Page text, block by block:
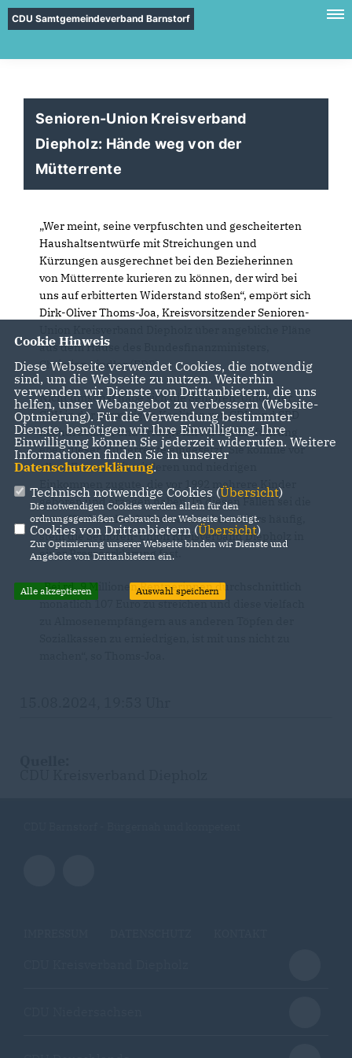
CDU Samtgemeindeverband Barnstorf
Senioren-Union Kreisverband
Diepholz: Hände weg von der
Mütterrente
Wer meint, seine verpfuschten und gescheiterten
Haushaltsentwürfe mit Streichungen und
Kürzungen ausgerechnet bei den Bezieherinnen
von Mütterrente kurieren zu können, der wird bei
uns auf erbitterten Widerstand stoßen“, empört sich
Dirk-Oliver Thoms-Joa, Kreisvorsitzender Senioren-
aus dem Hause des Bundesfinanzministers,
Christian Lindler (FDP).
Nicht umsonst habe sich die Senioren-Union der
CDU in der vormaligen Koalition von CDU und SPD
nachdrücklich und erfolgreich für die Einführung
eben dieser Mütterrente eingesetzt. Sie komme vor
allem Frauen mit mittleren und niedrigen
Einkommen zugute, die vor 1992 mehrere Kinder
geboren und erzogen haben. In diesen Fällen sei die
Betroffenheit durch Altersarmut besonders häufig,
stellt die Senioren-Union Kreisverband Diepholz in
einer Presseerklärung fest.
Bei rd. 9 Millionen Rentnerinnen durchschnittlich
monatlich 107 Euro zu streichen und diese vielfach
Cookie Hinweis
Diese Webseite verwendet Cookies, die notwendig
sind, um die Webseite zu nutzen. Weiterhin
verwenden wir Dienste von Drittanbietern, die uns
helfen, unser Webangebot zu verbessern (Website-
Optmierung). Für die Verwendung bestimmter
Dienste, benötigen wir Ihre Einwilligung. Ihre
Einwilligung können Sie jederzeit widerrufen. Weitere
Informationen finden Sie in unserer
Datenschutzerklärung.
Technisch notwendige Cookies (Übersicht)
Die notwendigen Cookies werden allein für den
ordnungsgemäßen Gebrauch der Webseite benötigt.
Cookies von Drittanbietern (Übersicht)
Zur Optimierung unserer Webseite binden wir Dienste und
Angebote von Drittanbietern ein.
Alle akzeptieren Auswahl speichern